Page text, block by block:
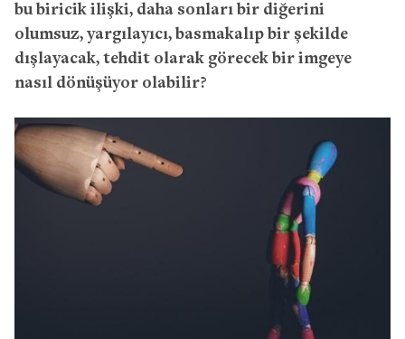
bu biricik ilişki, daha sonları bir diğerini
olumsuz, yargılayıcı, basmakalıp bir şekilde
dışlayacak, tehdit olarak görecek bir imgeye
nasıl dönüşüyor olabilir?